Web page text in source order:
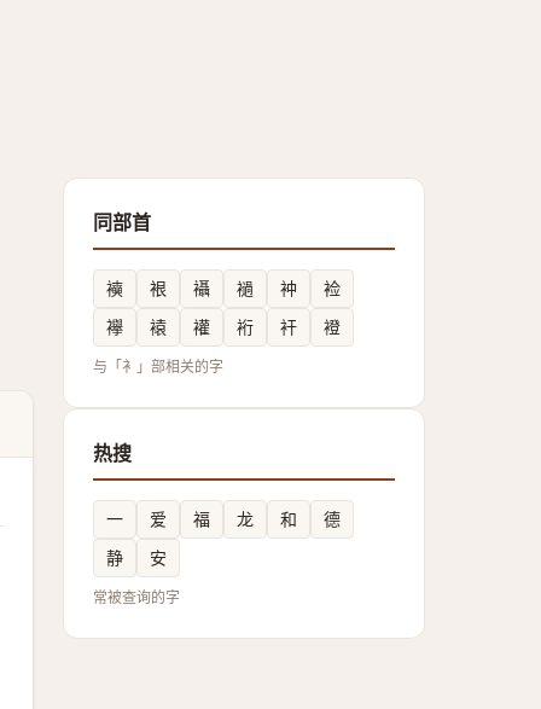
同部首
襫 裉 襵 䙤 衶
裣
襷
褤 䙮 裄 衦 䙞
与「衤」部相关的字
热搜
一 爱 福 龙 和
德
静
安
常被查询的字